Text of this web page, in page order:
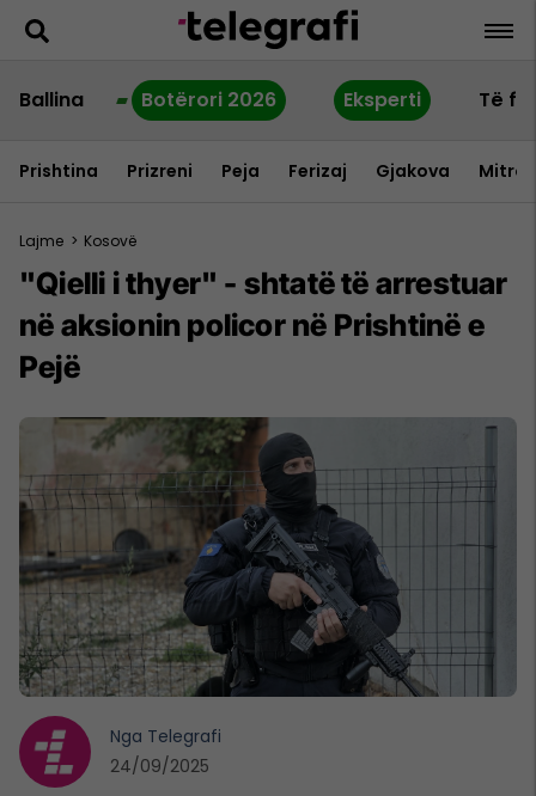
Ballina Botërori 2026 Eksperti Të
Prishtina Prizreni Peja Ferizaj Gjakova
Lajme > Kosovë
"Qielli i thyer" - shtatë të arrestuar
në aksionin policor në Prishtinë e
Pejë
Nga Telegrafi
24/09/2025